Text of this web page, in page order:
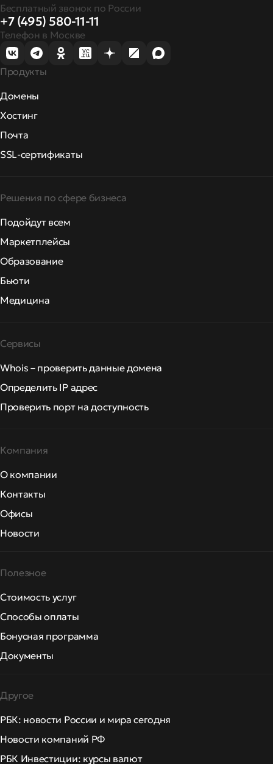
Бесплатный звонок по России
+7 (495) 580-11-11
Телефон в Москве
Продукты
Домены
Хостинг
Почта
SSL-сертификаты
Решения по сфере бизнеса
Подойдут всем
Маркетплейсы
Образование
Бьюти
Медицина
Сервисы
Whois – проверить данные домена
Определить IP адрес
Проверить порт на доступность
Компания
О компании
Контакты
Офисы
Новости
Полезное
Стоимость услуг
Способы оплаты
Бонусная программа
Документы
Другое
РБК: новости России и мира сегодня
Новости компаний РФ
РБК Инвестиции: курсы валют